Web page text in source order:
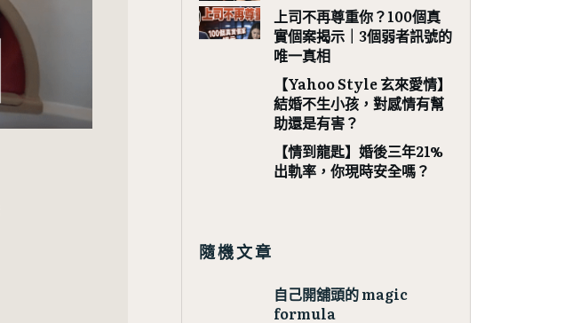
上司不再尊重你？100個真
實個案揭示｜3個弱者訊號的
唯一真相
【Yahoo Style 玄來愛情】
結婚不生小孩，對感情有幫
助還是有害？
【情到龍匙】婚後三年21%
出軌率，你現時安全嗎？
隨機文章
自己開舖頭的 magic
formula